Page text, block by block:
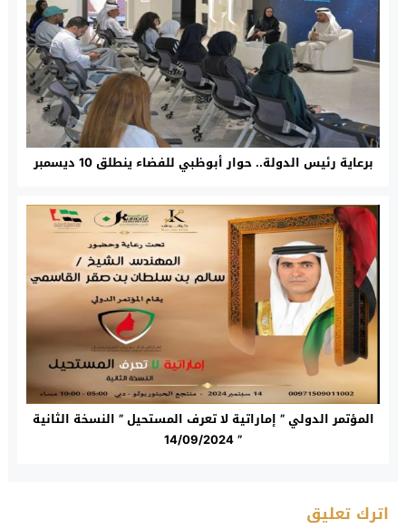
برعاية رئيس الدولة.. حوار أبوظبي للفضاء ينطلق 10 ديسمبر
المؤتمر الدولي ” إماراتية لا تعرف المستحيل ” النسخة الثانية
” 14/09/2024
اترك تعليق